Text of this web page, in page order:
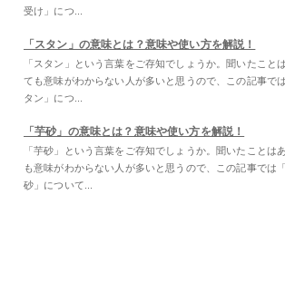
受け」につ...
「スタン」の意味とは？意味や使い方を解説！
「スタン」という言葉をご存知でしょうか。聞いたこと
ても意味がわからない人が多いと思うので、この記事で
タン」につ...
「芋砂」の意味とは？意味や使い方を解説！
「芋砂」という言葉をご存知でしょうか。聞いたことは
も意味がわからない人が多いと思うので、この記事では
砂」について...